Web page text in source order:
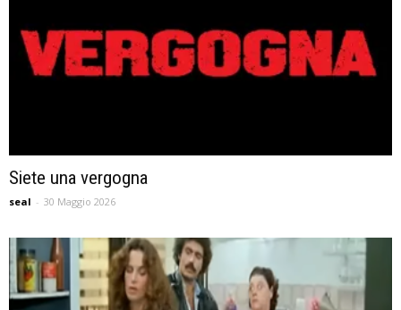
Siete una vergogna
seal - 30 Maggio 2026